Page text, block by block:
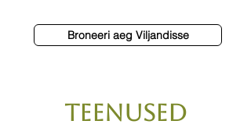
Broneeri aeg Viljandisse
TEENUSED